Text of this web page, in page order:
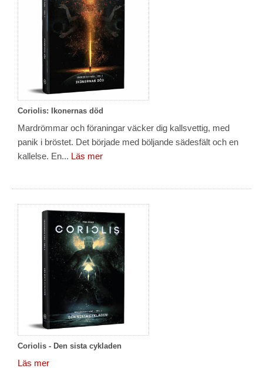
Coriolis: Ikonernas död
Mardrömmar och föraningar väcker dig kallsvettig, med
panik i bröstet. Det började med böljande sädesfält och en
kallelse. En... Läs mer
Coriolis - Den sista cykladen
Läs mer